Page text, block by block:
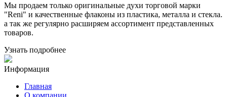
Мы продаем только оригинальные духи торговой марки
"Reni" и качественные флаконы из пластика, металла и стекла.
а так же регулярно расширяем ассортимент представленных
товаров.
Узнать подробнее
Информация
Главная
О компании